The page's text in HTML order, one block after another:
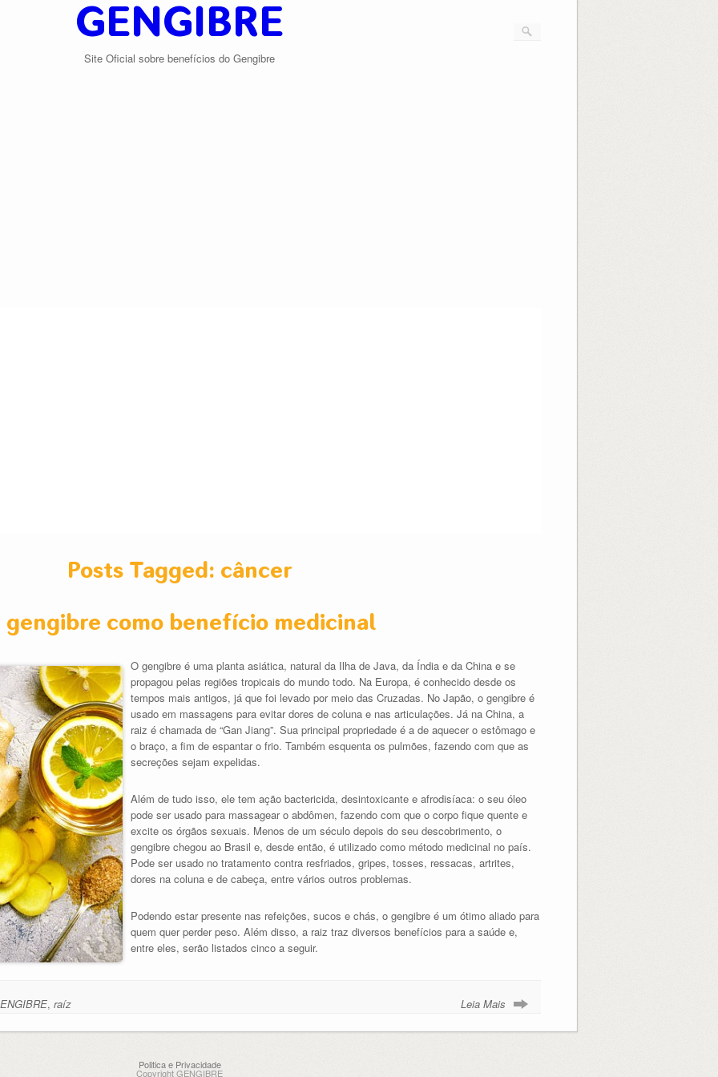
GENGIBRE
Site Oficial sobre benefícios do Gengibre
Posts Tagged: câncer
gengibre como benefício medicinal
O gengibre é uma planta asiática, natural da Ilha de Java, da Índia e da China e se
propagou pelas regiões tropicais do mundo todo. Na Europa, é conhecido desde os
tempos mais antigos, já que foi levado por meio das Cruzadas. No Japão, o gengibre é
usado em massagens para evitar dores de coluna e nas articulações. Já na China, a
raiz é chamada de “Gan Jiang”. Sua principal propriedade é a de aquecer o estômago e
o braço, a fim de espantar o frio. Também esquenta os pulmões, fazendo com que as
secreções sejam expelidas.
Além de tudo isso, ele tem ação bactericida, desintoxicante e afrodisíaca: o seu óleo
pode ser usado para massagear o abdômen, fazendo com que o corpo fique quente e
excite os órgãos sexuais. Menos de um século depois do seu descobrimento, o
gengibre chegou ao Brasil e, desde então, é utilizado como método medicinal no país.
Pode ser usado no tratamento contra resfriados, gripes, tosses, ressacas, artrites,
dores na coluna e de cabeça, entre vários outros problemas.
Podendo estar presente nas refeições, sucos e chás, o gengibre é um ótimo aliado para
quem quer perder peso. Além disso, a raiz traz diversos benefícios para a saúde e,
entre eles, serão listados cinco a seguir.
, raíz Leia Mais
Politica e Privacidade
Copyright GENGIBRE